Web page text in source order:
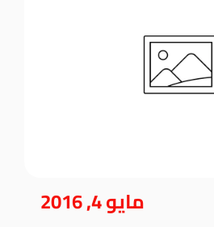
مايو 4, 2016